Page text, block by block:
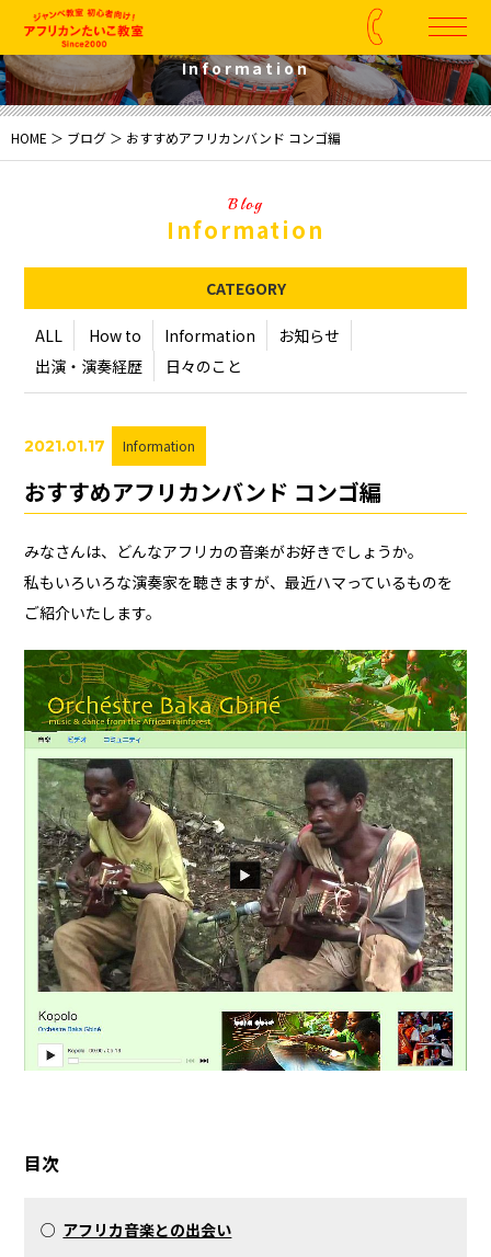
Information
HOME ＞ ブログ ＞ おすすめアフリカンバンド コンゴ編
Blog
Information
CATEGORY
ALL How to Information
お知らせ
出演・演奏経歴
日々のこと
2021.01.17 Information
おすすめアフリカンバンド コンゴ編
みなさんは、どんなアフリカの音楽がお好きでしょうか。
私もいろいろな演奏家を聴きますが、最近ハマっているものを
ご紹介いたします。
目次
○ アフリカ音楽との出会い